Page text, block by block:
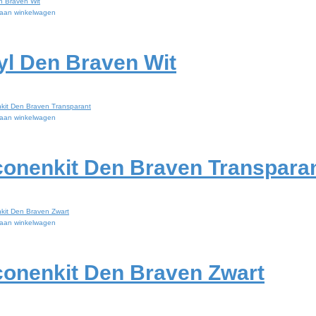
winkelwagen
Den Braven Wit
winkelwagen
Den Braven
winkelwagen
Den Braven Zwart